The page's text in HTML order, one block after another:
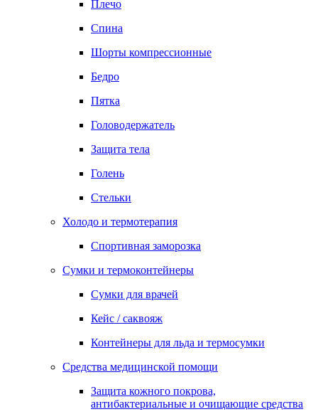
Плечо
Спина
Шорты компрессионные
Бедро
Пятка
Головодержатель
Защита тела
Голень
Стельки
Холодо и термотерапия
Спортивная заморозка
Сумки и термоконтейнеры
Сумки для врачей
Кейс / саквояж
Контейнеры для льда и термосумки
Средства медицинской помощи
Защита кожного покрова,
антибактериальные и очищающие средства